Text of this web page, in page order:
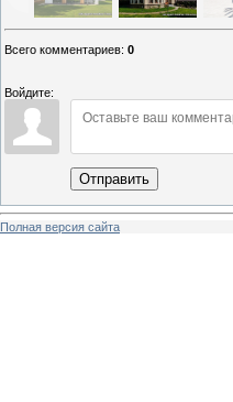
Всего комментариев: 0
Войдите:
Отправить
Полная версия сайта